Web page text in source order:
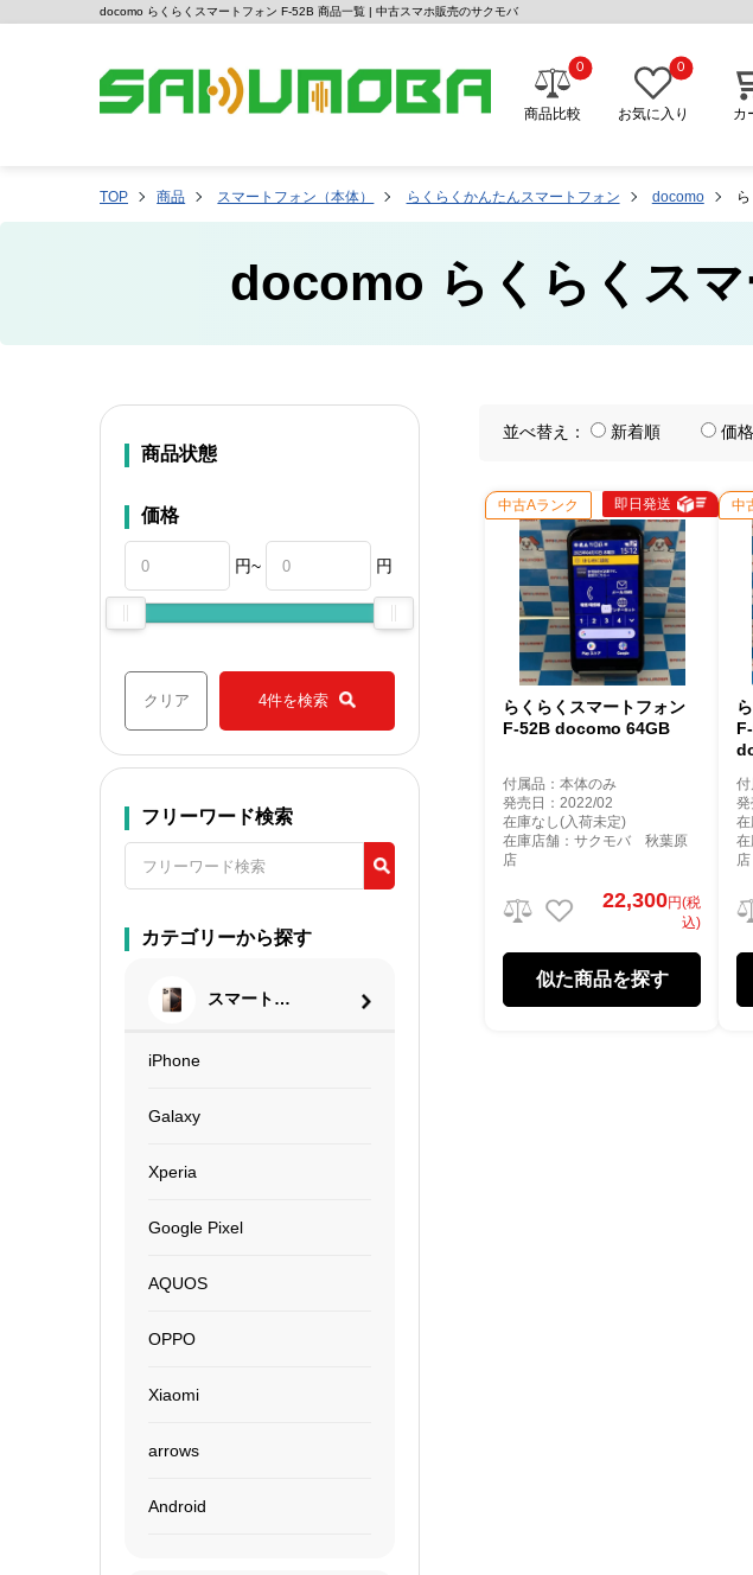
docomo らくらくスマートフォン F-52B 商品一覧 | 中古スマホ販売のサクモバ
商品比較
0
お気に入り
0
カ
TOP 商品 スマートフォン（本体） らくらくかんたんスマートフォン docomo
docomo らくらくス
商品状態
価格
円~ 円
クリア 4件を検索
フリーワード検索
カテゴリーから探す
スマートフ
iPhone
Galaxy
Xperia
Google Pixel
AQUOS
OPPO
Xiaomi
arrows
Android
並べ替え： 新着順 価
中古Aランク 即日発送
らくらくスマートフォン
F-52B docomo 64GB
付属品：本体のみ
発売日：2022/02
在庫なし(入荷未定)
在庫店舗：サクモバ 秋葉原
店
22,300円(税
込)
似た商品を探す
中
店